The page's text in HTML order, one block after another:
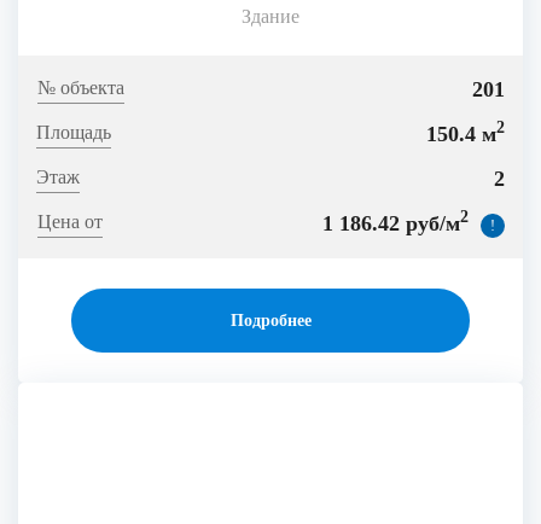
Здание
201
150.4 м2
2
1 186.42 руб/м2 !
Подробнее